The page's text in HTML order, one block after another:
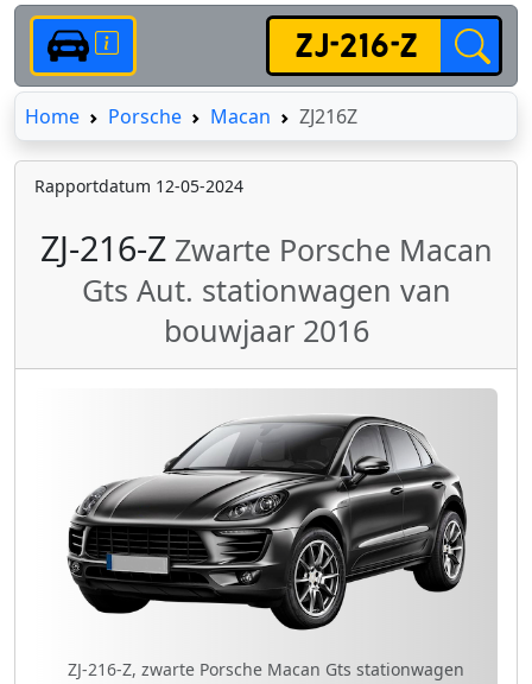
HomeHomePorsche Macan ZJ216Z
Rapportdatum 12-05-2024
ZJ-216-Z Zwarte Porsche Macan
Gts Aut. stationwagen van
bouwjaar 2016
ZJ-216-Z, zwarte Porsche Macan Gts stationwagen